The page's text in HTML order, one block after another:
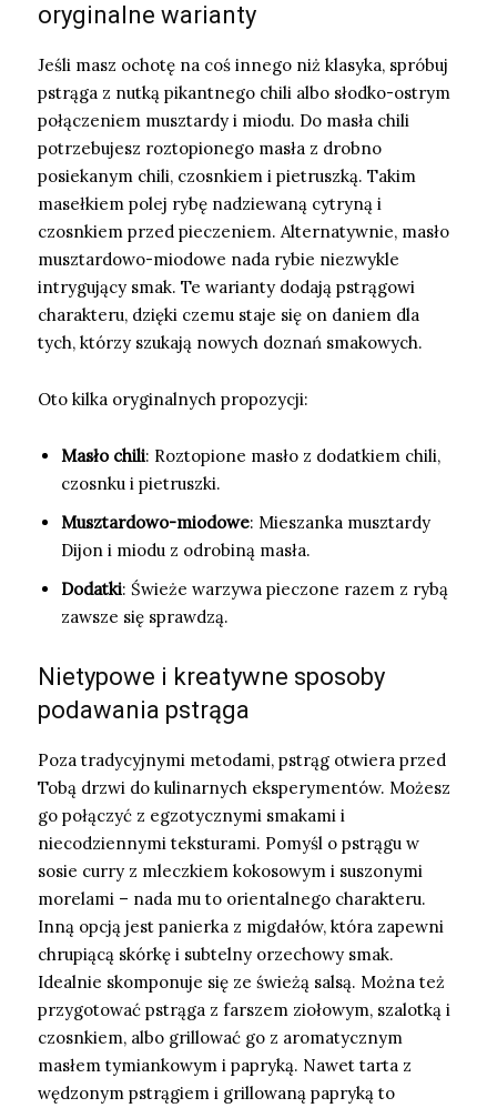
oryginalne warianty
Jeśli masz ochotę na coś innego niż klasyka, spróbuj
pstrąga z nutką pikantnego chili albo słodko-ostrym
połączeniem musztardy i miodu. Do masła chili
potrzebujesz roztopionego masła z drobno
posiekanym chili, czosnkiem i pietruszką. Takim
masełkiem polej rybę nadziewaną cytryną i
czosnkiem przed pieczeniem. Alternatywnie, masło
musztardowo-miodowe nada rybie niezwykle
intrygujący smak. Te warianty dodają pstrągowi
charakteru, dzięki czemu staje się on daniem dla
tych, którzy szukają nowych doznań smakowych.
Oto kilka oryginalnych propozycji:
Masło chili: Roztopione masło z dodatkiem chili,
czosnku i pietruszki.
Musztardowo-miodowe: Mieszanka musztardy
Dijon i miodu z odrobiną masła.
Dodatki: Świeże warzywa pieczone razem z rybą
zawsze się sprawdzą.
Nietypowe i kreatywne sposoby
podawania pstrąga
Poza tradycyjnymi metodami, pstrąg otwiera przed
Tobą drzwi do kulinarnych eksperymentów. Możesz
go połączyć z egzotycznymi smakami i
niecodziennymi teksturami. Pomyśl o pstrągu w
sosie curry z mleczkiem kokosowym i suszonymi
morelami – nada mu to orientalnego charakteru.
Inną opcją jest panierka z migdałów, która zapewni
chrupiącą skórkę i subtelny orzechowy smak.
Idealnie skomponuje się ze świeżą salsą. Można też
przygotować pstrąga z farszem ziołowym, szalotką i
czosnkiem, albo grillować go z aromatycznym
masłem tymiankowym i papryką. Nawet tarta z
wędzonym pstrągiem i grillowaną papryką to